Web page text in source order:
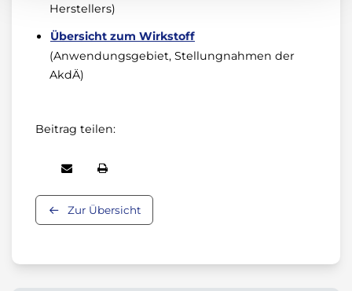
Herstellers)
Übersicht zum Wirkstoff
(Anwendungsgebiet, Stellungnahmen der
AkdÄ)
Beitrag teilen:
Zur Übersicht